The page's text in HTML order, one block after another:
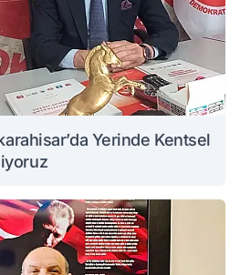
Yerinde Kentsel